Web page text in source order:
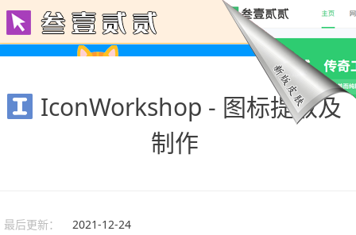
IconWorkshop - 图标提取及
制作
最后更新： 2021-12-24